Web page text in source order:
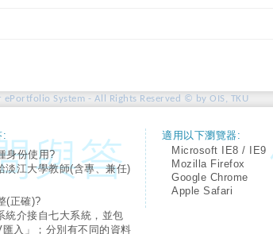
ePortfolio System - All Rights Reserved © by OIS, TKU
:
身份使用?
淡江大學教師(含專、兼任)
(正確)?
統介接自七大系統，並包
入」；分別有不同的資料
適用以下瀏覽器:
Microsoft IE8 / IE9
Mozilla Firefox
Google Chrome
Apple Safari